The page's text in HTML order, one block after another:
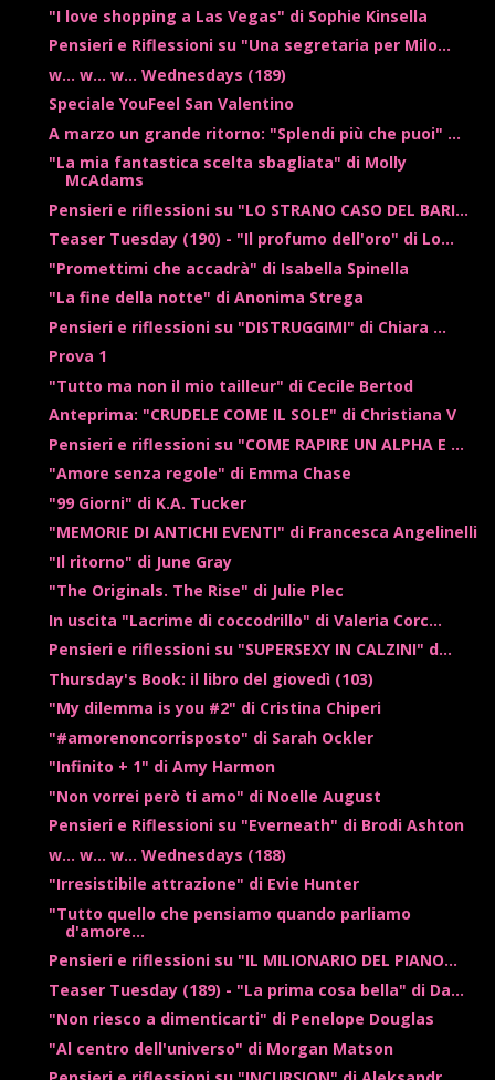
"I love shopping a Las Vegas" di Sophie Kinsella
Pensieri e Riflessioni su "Una segretaria per Milo...
w... w... w... Wednesdays (189)
Speciale YouFeel San Valentino
A marzo un grande ritorno: "Splendi più che puoi" ...
"La mia fantastica scelta sbagliata" di Molly
McAdams
Pensieri e riflessioni su "LO STRANO CASO DEL BARI...
Teaser Tuesday (190) - "Il profumo dell'oro" di Lo...
"Promettimi che accadrà" di Isabella Spinella
"La fine della notte" di Anonima Strega
Pensieri e riflessioni su "DISTRUGGIMI" di Chiara ...
Prova 1
"Tutto ma non il mio tailleur" di Cecile Bertod
Anteprima: "CRUDELE COME IL SOLE" di Christiana V
Pensieri e riflessioni su "COME RAPIRE UN ALPHA E ...
"Amore senza regole" di Emma Chase
"99 Giorni" di K.A. Tucker
"MEMORIE DI ANTICHI EVENTI" di Francesca Angelinelli
"Il ritorno" di June Gray
"The Originals. The Rise" di Julie Plec
In uscita "Lacrime di coccodrillo" di Valeria Corc...
Pensieri e riflessioni su "SUPERSEXY IN CALZINI" d...
Thursday's Book: il libro del giovedì (103)
"My dilemma is you #2" di Cristina Chiperi
"#amorenoncorrisposto" di Sarah Ockler
"Infinito + 1" di Amy Harmon
"Non vorrei però ti amo" di Noelle August
Pensieri e Riflessioni su "Everneath" di Brodi Ashton
w... w... w... Wednesdays (188)
"Irresistibile attrazione" di Evie Hunter
"Tutto quello che pensiamo quando parliamo
d'amore...
Pensieri e riflessioni su "IL MILIONARIO DEL PIANO...
Teaser Tuesday (189) - "La prima cosa bella" di Da...
"Non riesco a dimenticarti" di Penelope Douglas
"Al centro dell'universo" di Morgan Matson